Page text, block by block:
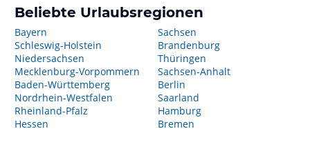
Beliebte Urlaubsregionen
Bayern
Schleswig-Holstein
Niedersachsen
Mecklenburg-Vorpommern
Baden-Württemberg
Nordrhein-Westfalen
Rheinland-Pfalz
Hessen
Sachsen
Brandenburg
Thüringen
Sachsen-Anhalt
Berlin
Saarland
Hamburg
Bremen